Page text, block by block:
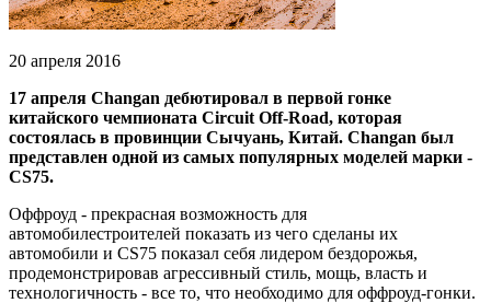
20 апреля 2016
17 апреля Changan дебютировал в первой гонке
китайского чемпионата Circuit Off-Road, которая
состоялась в провинции Сычуань, Китай. Changan был
представлен одной из самых популярных моделей марки -
CS75.
Оффроуд - прекрасная возможность для
автомобилестроителей показать из чего сделаны их
автомобили и CS75 показал себя лидером бездорожья,
продемонстрировав агрессивный стиль, мощь, власть и
технологичность - все то, что необходимо для оффроуд-гонки.